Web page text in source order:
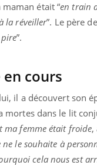
était “en train
la réveiller”. Le père
”.
en cours
il a découvert son
mortes dans le lit
ma femme était froide,
le souhaite à
cela nous est